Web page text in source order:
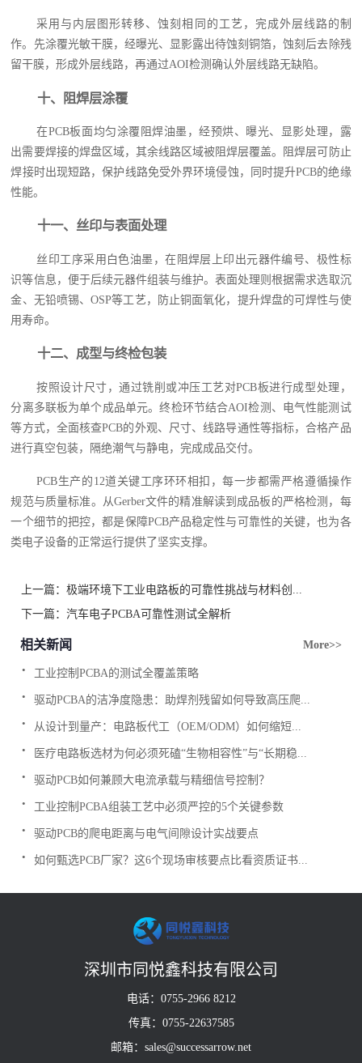
采用与内层图形转移、蚀刻相同的工艺，完成外层线路的制
作。先涂覆光敏干膜，经曝光、显影露出待蚀刻铜箔，蚀刻后去除残
留干膜，形成外层线路，再通过AOI检测确认外层线路无缺陷。
十、阻焊层涂覆
在PCB板面均匀涂覆阻焊油墨，经预烘、曝光、显影处理，露
出需要焊接的焊盘区域，其余线路区域被阻焊层覆盖。阻焊层可防止
焊接时出现短路，保护线路免受外界环境侵蚀，同时提升PCB的绝缘
性能。
十一、丝印与表面处理
丝印工序采用白色油墨，在阻焊层上印出元器件编号、极性标
识等信息，便于后续元器件组装与维护。表面处理则根据需求选取沉
金、无铅喷锡、OSP等工艺，防止铜面氧化，提升焊盘的可焊性与使
用寿命。
十二、成型与终检包装
按照设计尺寸，通过铣削或冲压工艺对PCB板进行成型处理，
分离多联板为单个成品单元。终检环节结合AOI检测、电气性能测试
等方式，全面核查PCB的外观、尺寸、线路导通性等指标，合格产品
进行真空包装，隔绝潮气与静电，完成成品交付。
PCB生产的12道关键工序环环相扣，每一步都需严格遵循操作
规范与质量标准。从Gerber文件的精准解读到成品板的严格检测，每
一个细节的把控，都是保障PCB产品稳定性与可靠性的关键，也为各
类电子设备的正常运行提供了坚实支撑。
上一篇：极端环境下工业电路板的可靠性挑战与材料创...
下一篇：汽车电子PCBA可靠性测试全解析
相关新闻 More>>
工业控制PCBA的测试全覆盖策略
.
驱动PCBA的洁净度隐患：助焊剂残留如何导致高压爬...
.
从设计到量产：电路板代工（OEM/ODM）如何缩短...
.
医疗电路板选材为何必须死磕“生物相容性”与“长期稳...
.
驱动PCB如何兼顾大电流承载与精细信号控制？
.
工业控制PCBA组装工艺中必须严控的5个关键参数
.
驱动PCB的爬电距离与电气间隙设计实战要点
.
如何甄选PCB厂家？这6个现场审核要点比看资质证书...
.
深圳市同悦鑫科技有限公司
电话：0755-2966 8212
传真：0755-22637585
邮箱：sales@successarrow.net